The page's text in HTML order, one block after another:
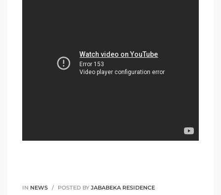
IN NEWS POSTED BY JABABEKA RESIDENCE